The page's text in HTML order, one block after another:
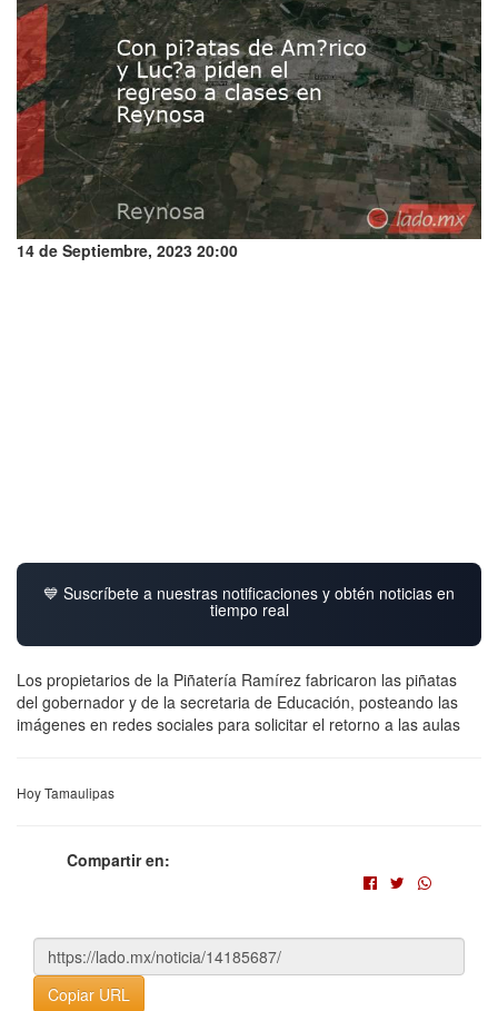
14 de Septiembre, 2023 20:00
💙 Suscríbete a nuestras notificaciones y obtén noticias en
tiempo real
Los propietarios de la Piñatería Ramírez fabricaron las piñatas
del gobernador y de la secretaria de Educación, posteando las
imágenes en redes sociales para solicitar el retorno a las aulas
Hoy Tamaulipas
Compartir en:
Copiar URL